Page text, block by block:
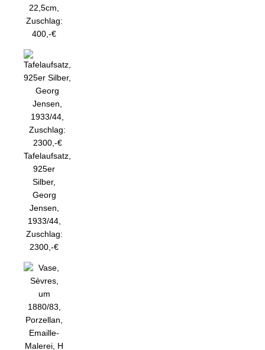
22,5cm,
Zuschlag:
400,-€
Tafelaufsatz,
925er
Silber,
Georg
Jensen,
1933/44,
Zuschlag:
2300,-€